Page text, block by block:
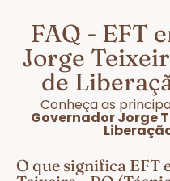
FAQ - EFT
Jorge
de
Conheça as
Governador Jorge
O que significa EFT